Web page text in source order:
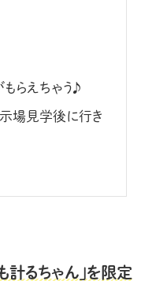
らえちゃう♪
場見学後に行き
計るちゃん」を限定